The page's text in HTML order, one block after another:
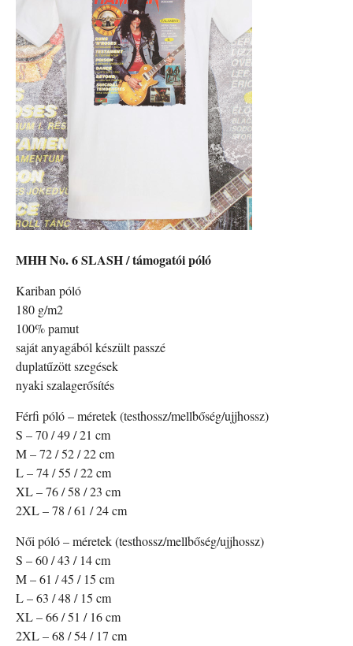
MHH No. 6 SLASH / támogatói póló
Kariban póló
180 g/m2
100% pamut
saját anyagából készült passzé
duplatűzött szegések
nyaki szalagerősítés
Férfi póló – méretek (testhossz/mellbőség/ujjhossz)
S – 70 / 49 / 21 cm
M – 72 / 52 / 22 cm
L – 74 / 55 / 22 cm
XL – 76 / 58 / 23 cm
2XL – 78 / 61 / 24 cm
Női póló – méretek (testhossz/mellbőség/ujjhossz)
S – 60 / 43 / 14 cm
M – 61 / 45 / 15 cm
L – 63 / 48 / 15 cm
XL – 66 / 51 / 16 cm
2XL – 68 / 54 / 17 cm